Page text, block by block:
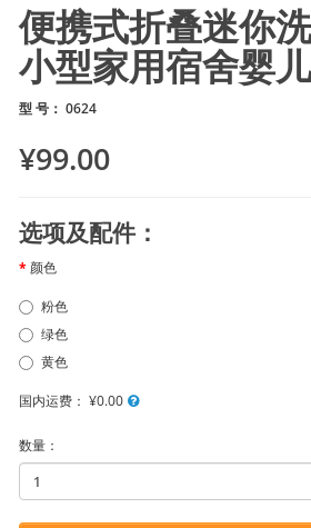
便携式折叠迷你
小型家用宿舍婴
型 号： 0624
¥99.00
选项及配件：
颜色
粉色
绿色
黄色
国内运费： ¥0.00
数量：